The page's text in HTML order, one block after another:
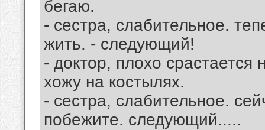
бегаю.
- сестра, слабительное.
жить. - следующий!
- доктор, плохо срастается
хожу на костылях.
- сестра, слабительное.
побежите. следующий.....